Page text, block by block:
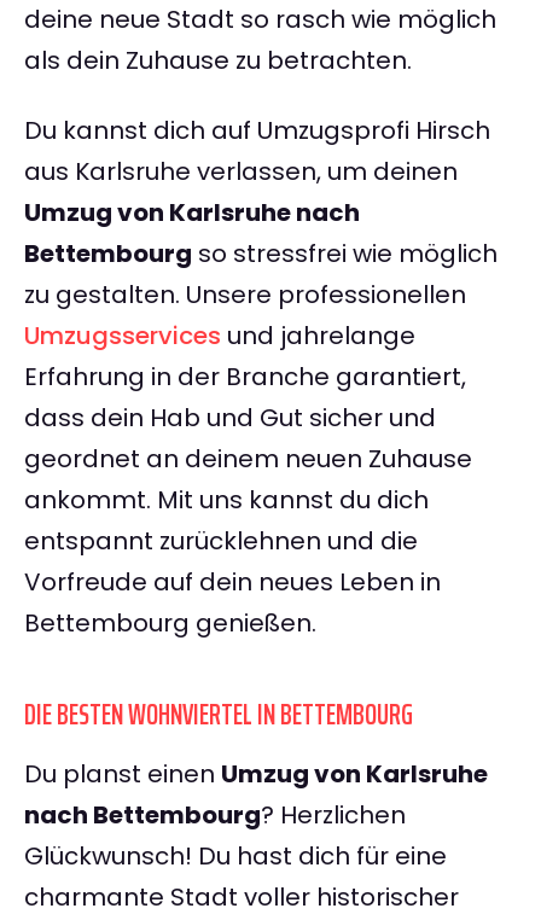
deine neue Stadt so rasch wie möglich
als dein Zuhause zu betrachten.
Du kannst dich auf Umzugsprofi Hirsch
aus Karlsruhe verlassen, um deinen
Umzug von Karlsruhe nach
Bettembourg so stressfrei wie möglich
zu gestalten. Unsere professionellen
Umzugsservices und jahrelange
Erfahrung in der Branche garantiert,
dass dein Hab und Gut sicher und
geordnet an deinem neuen Zuhause
ankommt. Mit uns kannst du dich
entspannt zurücklehnen und die
Vorfreude auf dein neues Leben in
Bettembourg genießen.
DIE BESTEN WOHNVIERTEL IN BETTEMBOURG
Du planst einen Umzug von Karlsruhe
nach Bettembourg? Herzlichen
Glückwunsch! Du hast dich für eine
charmante Stadt voller historischer